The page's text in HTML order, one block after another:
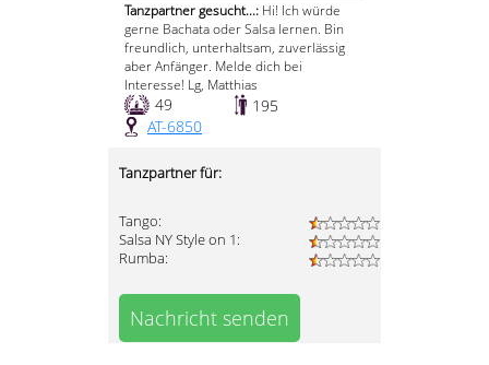
Tanzpartner gesucht...: Hi! Ich würde
gerne Bachata oder Salsa lernen. Bin
freundlich, unterhaltsam, zuverlässig
aber Anfänger. Melde dich bei
Interesse! Lg, Matthias
49
195
AT-6850
Tanzpartner für:
Tango:
Salsa NY Style on 1:
Rumba:
Nachricht senden